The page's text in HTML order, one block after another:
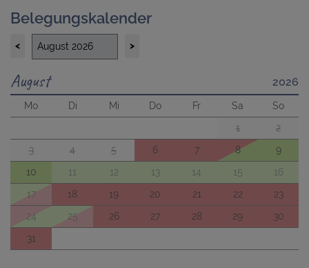
Belegungskalender
< >
August 2026
Mo Di Mi Do Fr Sa
So
1
2
3
4 5 6 7 8
9
10
11 12 13 14 15
16
17
18 19 20 21 22
23
24
25 26 27 28 29
30
31